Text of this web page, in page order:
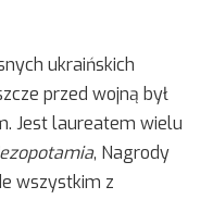
ukraińskich
przed wojną był
Jest laureatem wielu
, Nagrody
wszystkim z